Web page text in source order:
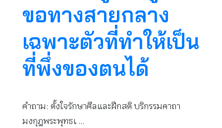
ขอทางสายกลาง
เฉพาะตัวที่ทำให้เป็น
ที่พึ่งของตนได้
คำถาม: ตั้งใจรักษาศีลและฝึกสติ บริกรรมคาถา
มงกุฎพระพุทธเ …